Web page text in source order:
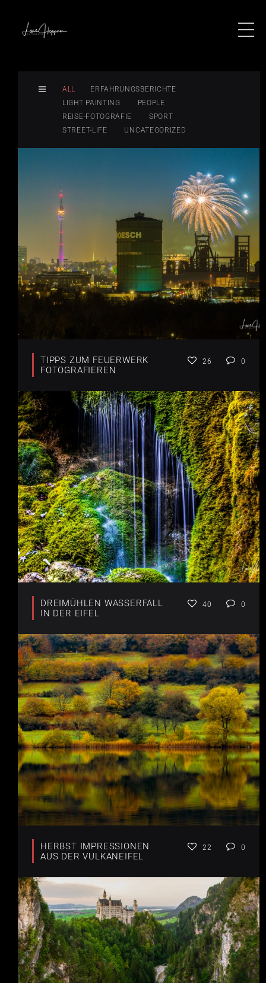
ALL
ERFAHRUNGSBERICHTE
LIGHT PAINTING
PEOPLE
REISE-FOTOGRAFIE
SPORT
STREET-LIFE
UNCATEGORIZED
TIPPS ZUM FEUERWERK
FOTOGRAFIEREN
26 0
DREIMÜHLEN WASSERFALL
IN DER EIFEL
40 0
HERBST IMPRESSIONEN
AUS DER VULKANEIFEL
22 0